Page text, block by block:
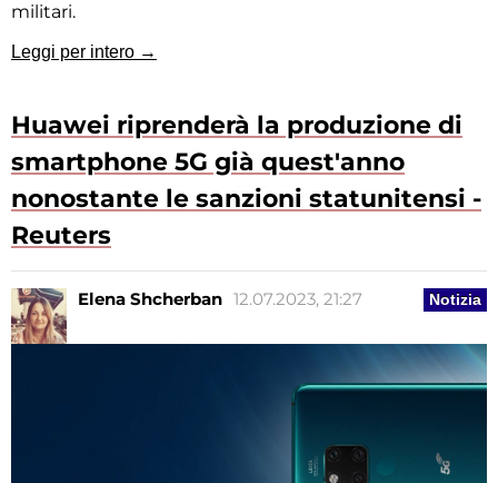
militari.
Leggi per intero →
Huawei riprenderà la produzione di
smartphone 5G già quest'anno
nonostante le sanzioni statunitensi -
Reuters
Notizia
Elena Shcherban 12.07.2023, 21:27